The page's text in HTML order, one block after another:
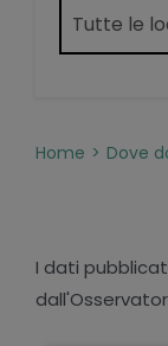
Home Dove
I dati